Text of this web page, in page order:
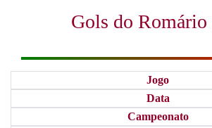
Gols do Romário
Jogo
Data
Campeonato